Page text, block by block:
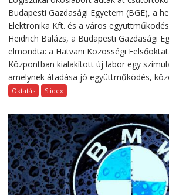
Budapesti Gazdasági Egyetem (BGE), a
Elektronika Kft. és a város
Heidrich Balázs, a Budapesti Gazdasági
elmondta: a Hatvani Közösségi
Központban kialakított új labor egy
amelynek átadása jó együttműködés,
Oktatás Slidex